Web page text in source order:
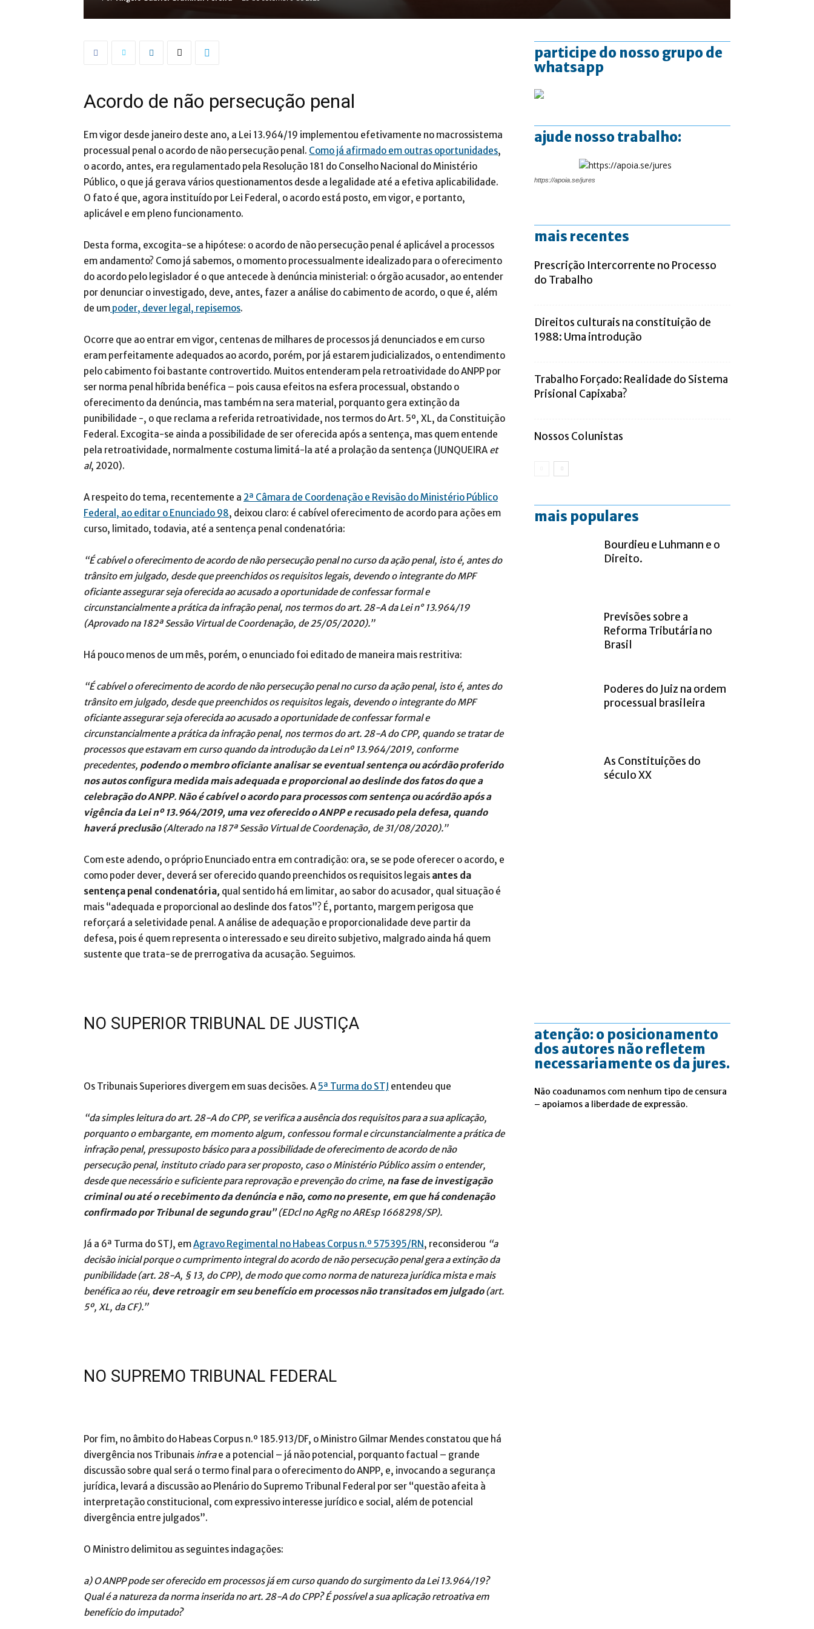
Acordo de não persecução penal
Em vigor desde janeiro deste ano, a Lei 13.964/19 implementou efetivamente no macrossistema
processual penal o acordo de não persecução penal. Como já afirmado em outras oportunidades,
o acordo, antes, era regulamentado pela Resolução 181 do Conselho Nacional do Ministério
Público, o que já gerava vários questionamentos desde a legalidade até a efetiva aplicabilidade.
O fato é que, agora instituído por Lei Federal, o acordo está posto, em vigor, e portanto,
aplicável e em pleno funcionamento.
Desta forma, excogita-se a hipótese: o acordo de não persecução penal é aplicável a processos
em andamento? Como já sabemos, o momento processualmente idealizado para o oferecimento
do acordo pelo legislador é o que antecede à denúncia ministerial: o órgão acusador, ao entender
por denunciar o investigado, deve, antes, fazer a análise do cabimento de acordo, o que é, além
de um poder, dever legal, repisemos.
Ocorre que ao entrar em vigor, centenas de milhares de processos já denunciados e em curso
eram perfeitamente adequados ao acordo, porém, por já estarem judicializados, o entendimento
pelo cabimento foi bastante controvertido. Muitos entenderam pela retroatividade do ANPP por
ser norma penal híbrida benéfica – pois causa efeitos na esfera processual, obstando o
oferecimento da denúncia, mas também na sera material, porquanto gera extinção da
punibilidade -, o que reclama a referida retroatividade, nos termos do Art. 5º, XL, da Constituição
Federal. Excogita-se ainda a possibilidade de ser oferecida após a sentença, mas quem entende
pela retroatividade, normalmente costuma limitá-la até a prolação da sentença (JUNQUEIRA et
al, 2020).
A respeito do tema, recentemente a 2ª Câmara de Coordenação e Revisão do Ministério Público
Federal, ao editar o Enunciado 98, deixou claro: é cabível oferecimento de acordo para ações em
curso, limitado, todavia, até a sentença penal condenatória:
“É cabível o oferecimento de acordo de não persecução penal no curso da ação penal, isto é, antes do
trânsito em julgado, desde que preenchidos os requisitos legais, devendo o integrante do MPF
oficiante assegurar seja oferecida ao acusado a oportunidade de confessar formal e
circunstancialmente a prática da infração penal, nos termos do art. 28-A da Lei n° 13.964/19
(Aprovado na 182ª Sessão Virtual de Coordenação, de 25/05/2020).”
Há pouco menos de um mês, porém, o enunciado foi editado de maneira mais restritiva:
“É cabível o oferecimento de acordo de não persecução penal no curso da ação penal, isto é, antes do
trânsito em julgado, desde que preenchidos os requisitos legais, devendo o integrante do MPF
oficiante assegurar seja oferecida ao acusado a oportunidade de confessar formal e
circunstancialmente a prática da infração penal, nos termos do art. 28-A do CPP, quando se tratar de
processos que estavam em curso quando da introdução da Lei nº 13.964/2019, conforme
precedentes, podendo o membro oficiante analisar se eventual sentença ou acórdão proferido
nos autos configura medida mais adequada e proporcional ao deslinde dos fatos do que a
celebração do ANPP. Não é cabível o acordo para processos com sentença ou acórdão após a
vigência da Lei nº 13.964/2019, uma vez oferecido o ANPP e recusado pela defesa, quando
haverá preclusão(Alterado na 187ª Sessão Virtual de Coordenação, de 31/08/2020).”
Com este adendo, o próprio Enunciado entra em contradição: ora, se se pode oferecer o acordo, e
como poder dever, deverá ser oferecido quando preenchidos os requisitos legais antes da
sentença penal condenatória, qual sentido há em limitar, ao sabor do acusador, qual situação é
mais “adequada e proporcional ao deslinde dos fatos”? É, portanto, margem perigosa que
reforçará a seletividade penal. A análise de adequação e proporcionalidade deve partir da
defesa, pois é quem representa o interessado e seu direito subjetivo, malgrado ainda há quem
sustente que trata-se de prerrogativa da acusação. Seguimos.
NO SUPERIOR TRIBUNAL DE JUSTIÇA
Os Tribunais Superiores divergem em suas decisões. A 5ª Turma do STJ entendeu que
“da simples leitura do art. 28-A do CPP, se verifica a ausência dos requisitos para a sua aplicação,
porquanto o embargante, em momento algum, confessou formal e circunstancialmente a prática de
infração penal, pressuposto básico para a possibilidade de oferecimento de acordo de não
persecução penal, instituto criado para ser proposto, caso o Ministério Público assim o entender,
desde que necessário e suficiente para reprovação e prevenção do crime, na fase de investigação
criminal ou até o recebimento da denúncia e não, como no presente, em que há condenação
confirmado por Tribunal de segundo grau”(EDcl no AgRg no AREsp 1668298/SP).
Já a 6ª Turma do STJ, emAgravo Regimental no Habeas Corpus n.º 575395/RN, reconsiderou “a
decisão inicial porque o cumprimento integral do acordo de não persecução penal gera a extinção da
punibilidade (art. 28-A, § 13, do CPP), de modo que como norma de natureza jurídica mista e mais
benéfica ao réu, deve retroagir em seu benefício em processos não transitados em julgado(art.
5º, XL, da CF).”
NO SUPREMO TRIBUNAL FEDERAL
Por fim, no âmbito do Habeas Corpus n.º 185.913/DF, o Ministro Gilmar Mendes constatou que há
divergência nos Tribunais infrae a potencial – já não potencial, porquanto factual – grande
discussão sobre qual será o termo final para o oferecimento do ANPP, e, invocando a segurança
jurídica, levará a discussão ao Plenário do Supremo Tribunal Federal por ser “questão afeita à
interpretação constitucional, com expressivo interesse jurídico e social, além de potencial
divergência entre julgados”.
O Ministro delimitou as seguintes indagações:
a) O ANPP pode ser oferecido em processos já em curso quando do surgimento da Lei 13.964/19?
Qual é a natureza da norma inserida no art. 28-A do CPP? É possível a sua aplicação retroativa em
benefício do imputado?
participe do nosso grupo de
whatsapp
ajude nosso trabalho:
https://apoia.se/jures
mais recentes
Prescrição Intercorrente no Processo
do Trabalho
Direitos culturais na constituição de
1988: Uma introdução
Trabalho Forçado: Realidade do Sistema
Prisional Capixaba?
Nossos Colunistas
mais populares
Bourdieu e Luhmann e o
Direito.
Previsões sobre a
Reforma Tributária no
Brasil
Poderes do Juiz na ordem
processual brasileira
As Constituições do
século XX
atenção: o posicionamento
dos autores não refletem
necessariamente os da jures.
Não coadunamos com nenhum tipo de censura
– apoiamos a liberdade de expressão.